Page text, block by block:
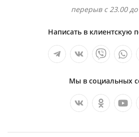
перерыв с 23.00 до
Написать в клиентскую
Мы в социальных